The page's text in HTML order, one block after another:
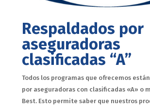
Respaldados por
aseguradoras
clasificadas “A”
Todos los programas que ofrecemos
por aseguradoras con clasificadas «A» o
Best. Esto permite saber que nuestros